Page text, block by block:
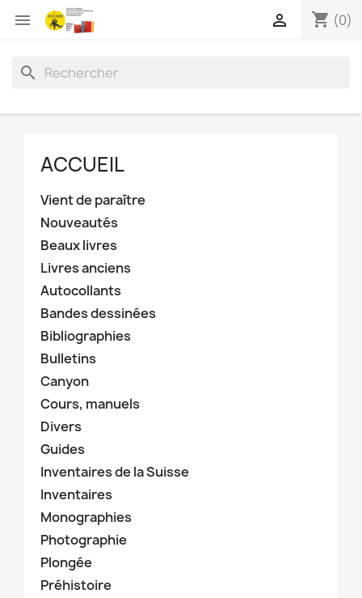
 shopping_cart (0)

search
ACCUEIL
Vient de paraître
Nouveautés
Beaux livres
Livres anciens
Autocollants
Bandes dessinées
Bibliographies
Bulletins
Canyon
Cours, manuels
Divers
Guides
Inventaires de la Suisse
Inventaires
Monographies
Photographie
Plongée
Préhistoire